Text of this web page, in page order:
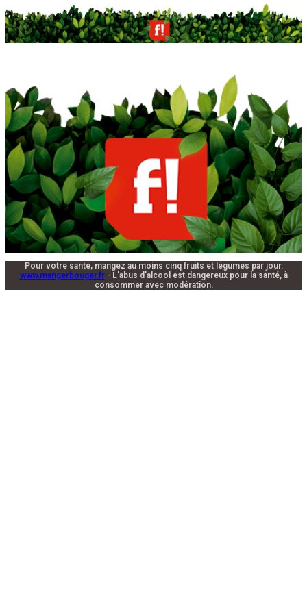
Pour votre santé, mangez au moins cinq fruits et légumes par jour.
www.mangerbouger.fr- L'abus d'alcool est dangereux pour la santé, à
consommer avec modération.